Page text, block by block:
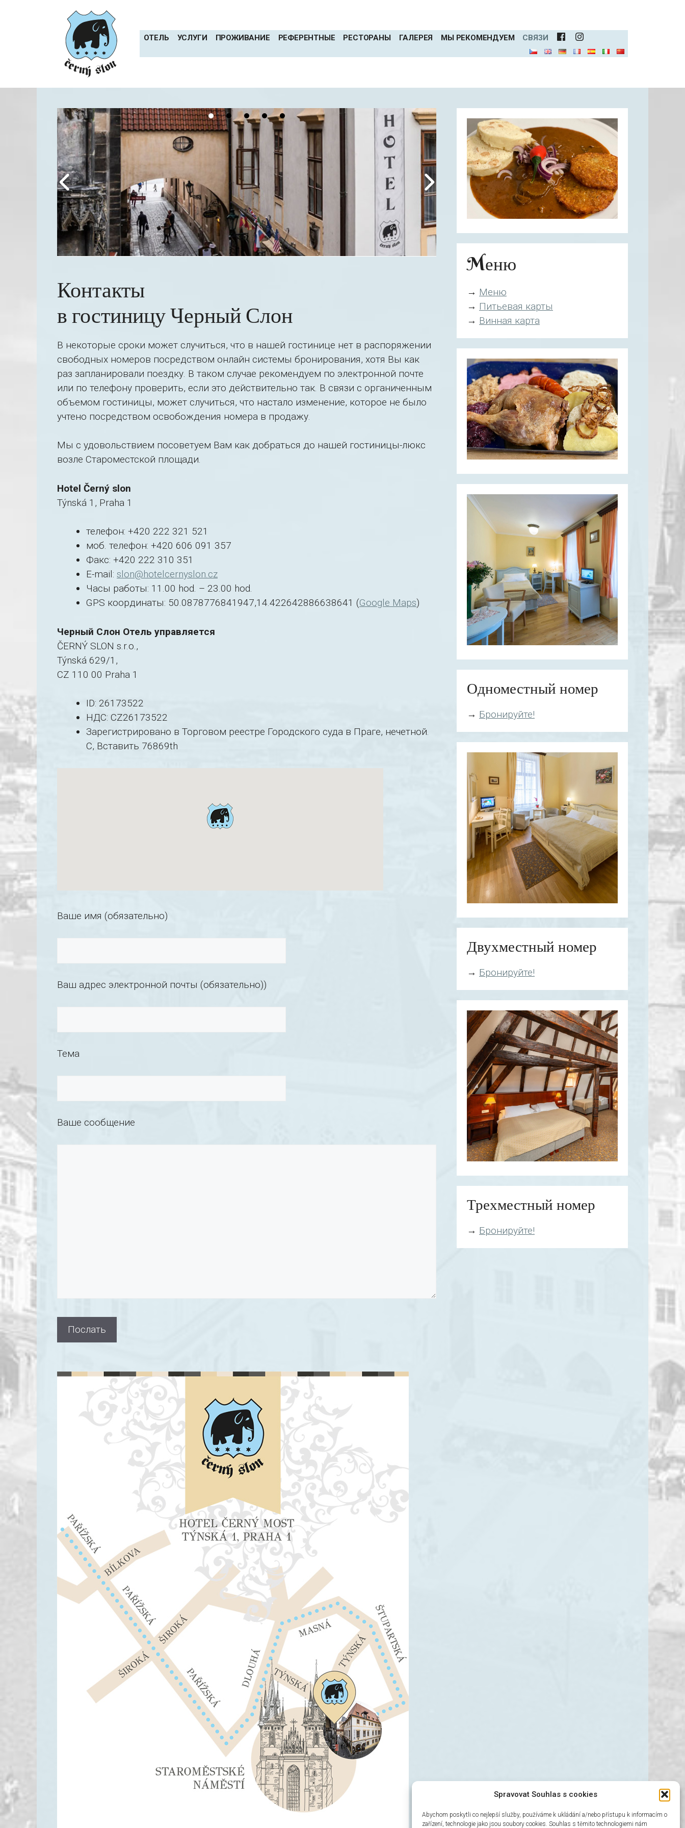
Spravovat Souhlas s cookies
Abychom poskytli co nejlepší služby, používáme k ukládání a/nebo přístupu k informacím o
zařízení, technologie jako jsou soubory cookies. Souhlas s těmito technologiemi nám
OТЕЛЬ УСЛУГИ ПРОЖИВАНИЕ РЕФЕРЕНТНЫЕ РЕСТОРАНЫ ГАЛЕРЕЯ МЫ РЕКОМЕНДУЕМ CВЯЗИ
Контакты
в гостиницу Черный Слон
В некоторые сроки может случиться, что в нашей гостинице нет в распоряжении
свободных номеров посредством онлайн системы бронирования, хотя Вы как
раз запланировали поездку. В таком случае рекомендуем по электронной почте
или по телефону проверить, если это действительно так. В связи с органиченным
объемом гостиницы, может случиться, что настало изменение, которое не было
учтено посредством освобождения номера в продажу.
Мы с удовольствием посоветуем Вам как добраться до нашей гостиницы-люкс
возле Староместской площади.
Hotel Černý slon
Týnská 1, Praha 1
телефон: +420 222 321 521
моб. телефон: +420 606 091 357
Факс: +420 222 310 351
E-mail: slon@hotelcernyslon.cz
Часы работы: 11.00 hod. – 23.00 hod.
GPS координаты: 50.0878776841947,14.422642886638641 (Google Maps)
Черный Слон Отель управляется
ČERNÝ SLON s.r.o.,
Týnská 629/1,
CZ 110 00 Praha 1
ID: 26173522
НДС: CZ26173522
Зарегистрировано в Торговом реестре Городского суда в Праге, нечетной.
C, Вставить 76869th
Ваше имя (обязательно)
Ваш адрес электронной почты (обязательно))
Тема
Ваше сообщение
Mеню
→ Mеню
→ Питьевая карты
→ Винная карта
Одноместный номер
→ Бронируйте!
Двухместный номер
→ Бронируйте!
Трехместный номер
→ Бронируйте!